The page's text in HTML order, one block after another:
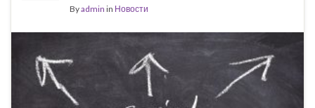
Byadmin in Новости